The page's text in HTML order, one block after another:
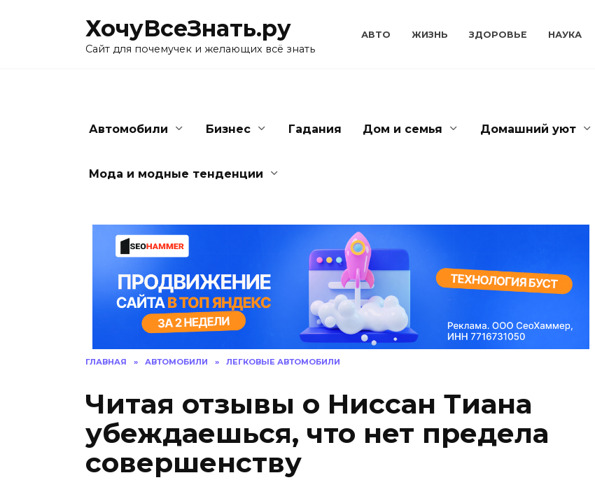
ХочуВсеЗнать.ру
Сайт для почемучек и желающих всё знать
АВТО ЖИЗНЬ ЗДОРОВЬЕ НАУКА
Автомобили Бизнес Гадания Дом и семья Домашний уют
Мода и модные тенденции
ГЛАВНАЯ » АВТОМОБИЛИ » ЛЕГКОВЫЕ АВТОМОБИЛИ
Читая отзывы о Ниссан Тиана
убеждаешься, что нет предела
совершенству